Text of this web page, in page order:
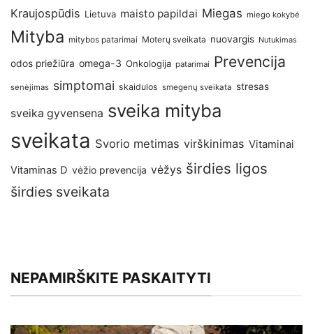
Kraujospūdis Lietuva maisto papildai Miegas miego kokybė
Mityba mitybos patarimai Moterų sveikata nuovargis Nutukimas
odos priežiūra omega-3 Onkologija patarimai Prevencija
senėjimas simptomai skaidulos smegenų sveikata stresas
sveika gyvensena sveika mityba
sveikata Svorio metimas virškinimas Vitaminai
Vitaminas D vėžio prevencija vėžys širdies ligos
širdies sveikata
NEPAMIRŠKITE PASKAITYTI